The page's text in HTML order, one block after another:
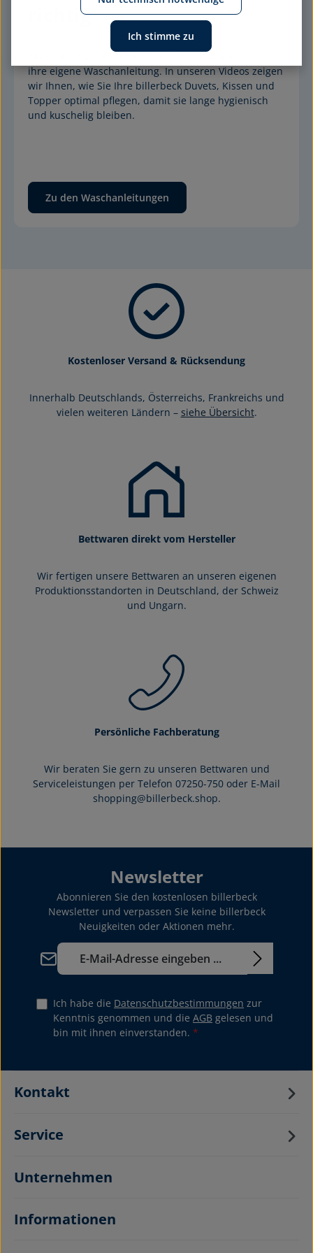
richtig
Ob Seide, Daunen oder Faser – jede Füllung braucht
ihre eigene Waschanleitung. In unseren Videos zeigen
wir Ihnen, wie Sie Ihre billerbeck Duvets, Kissen und
Topper optimal pflegen, damit sie lange hygienisch
und kuschelig bleiben.
Zu den Waschanleitungen
Kostenloser Versand & Rücksendung
Innerhalb Deutschlands, Österreichs, Frankreichs und
vielen weiteren Ländern – siehe Übersicht.
Bettwaren direkt vom Hersteller
Wir fertigen unsere Bettwaren an unseren eigenen
Produktionsstandorten in Deutschland, der Schweiz
und Ungarn.
Persönliche Fachberatung
Wir beraten Sie gern zu unseren Bettwaren und
Serviceleistungen per Telefon 07250-750 oder E-Mail
shopping@billerbeck.shop.
Newsletter
Abonnieren Sie den kostenlosen billerbeck
Newsletter und verpassen Sie keine billerbeck
Neuigkeiten oder Aktionen mehr.
E-Mail-Adresse*
Ich habe die Datenschutzbestimmungen zur
Kenntnis genommen und die AGB gelesen und
bin mit ihnen einverstanden. *
Kontakt
Service
Unternehmen
Informationen
Ich stimme zu